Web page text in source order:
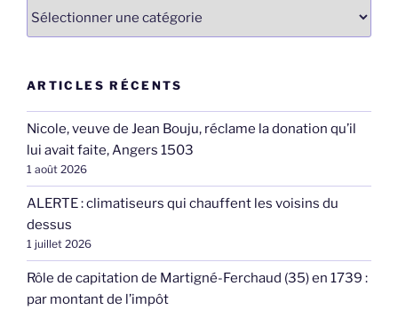
ARTICLES RÉCENTS
Nicole, veuve de Jean Bouju, réclame la donation qu’il
lui avait faite, Angers 1503
1 août 2026
ALERTE : climatiseurs qui chauffent les voisins du
dessus
1 juillet 2026
Rôle de capitation de Martigné-Ferchaud (35) en 1739 :
par montant de l’impôt